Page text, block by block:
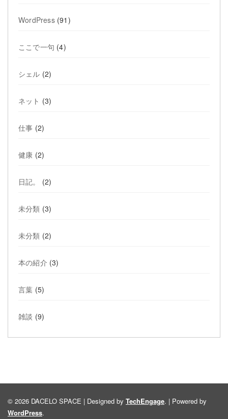
WordPress(91)
ここで一句 (4)
シェル (2)
ネット (3)
仕事 (2)
健康 (2)
日記。 (2)
未分類 (3)
未分類 (2)
本の紹介 (3)
言葉 (5)
雑談 (9)
© 2026 DACELO SPACE | Designed by TechEngage. | Powered by
WordPress.